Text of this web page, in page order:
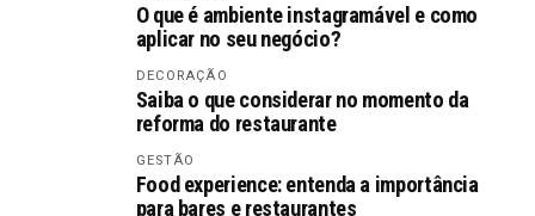
O que é ambiente instagramável e como
aplicar no seu negócio?
DECORAÇÃO
Saiba o que considerar no momento da
reforma do restaurante
GESTÃO
Food experience: entenda a importância
para bares e restaurantes